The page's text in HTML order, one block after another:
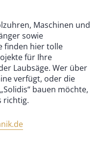
Maschinen und
sowie
finden hier tolle
für Ihre
Laubsäge. Wer über
verfügt, oder die
bauen möchte,
richtig.